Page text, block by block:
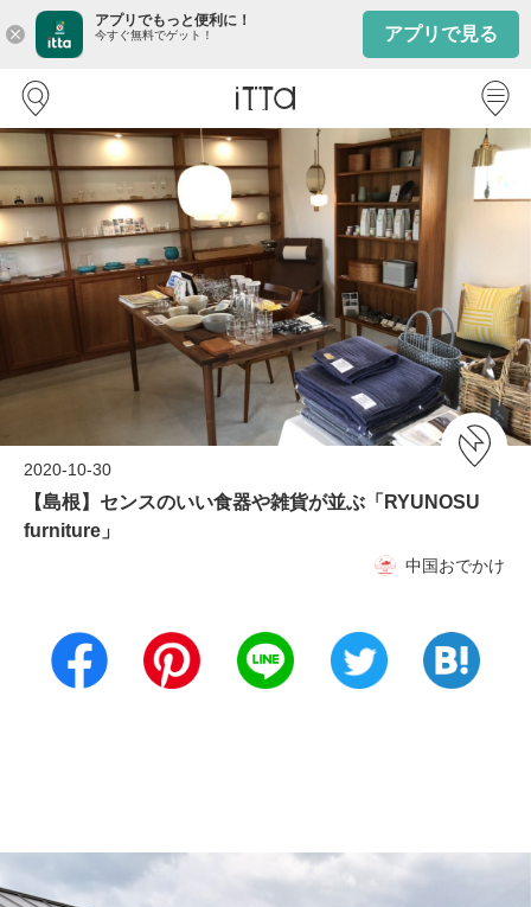
close
アプリでもっと便利に！
今すぐ無料でゲット！ アプリで見る
2020-10-30
【島根】センスのいい食器や雑貨が並ぶ「RYUNOSU
furniture」
中国おでかけ